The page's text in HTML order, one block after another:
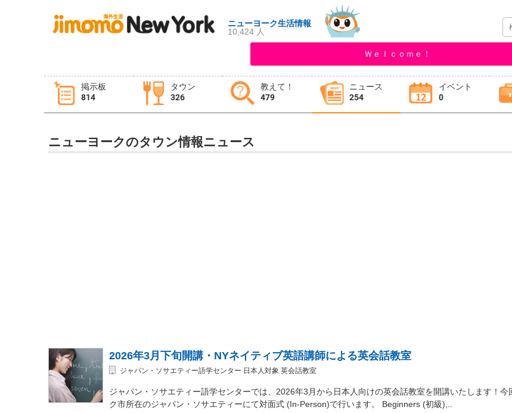
ニューヨーク生活情報
10,424 人
Ｗｅｌｃｏｍｅ！
掲示板
814
タウン
326
教えて！
479
ニュース
254
イベント
0
タウン情報
イベント 求人
ニューヨークのタウン情報ニュース
2026年3月下旬開講・NYネイティブ英語講師による英会話教室
ジャパン・ソサエティー語学センター 日本人対象 英会話教室
ジャパン・ソサエティー語学センターでは、2026年3月から日本人向けの英会話教室を開講いたします！今
ク市所在のジャパン・ソサエティーにて対面式 (In-Person)で行います。 Beginners (初級),..